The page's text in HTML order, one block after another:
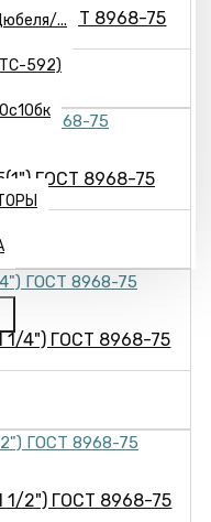
...
592)
4") ГОСТ 8968-75
ГОСТ 8968-75
1/4") ГОСТ 8968-75
1/2") ГОСТ 8968-75